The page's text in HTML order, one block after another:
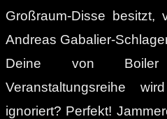
Großraum-Disse besitzt,
Andreas Gabalier-
Deine von Boiler
Veranstaltungsreihe
ignoriert? Perfekt!